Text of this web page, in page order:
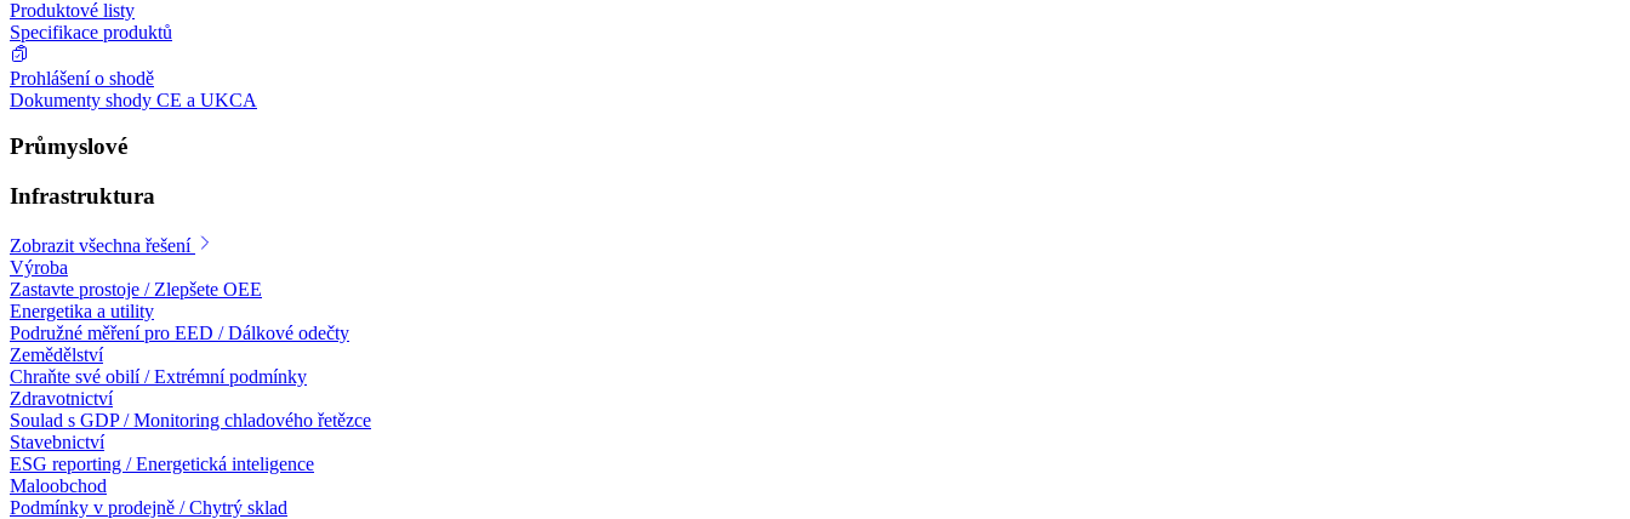
Produktové listy
Specifikace produktů
Prohlášení o shodě
Dokumenty shody CE a UKCA
Průmyslové
Infrastruktura
Zobrazit všechna řešení
Výroba
Zastavte prostoje / Zlepšete OEE
Energetika a utility
Podružné měření pro EED / Dálkové odečty
Zemědělství
Chraňte své obilí / Extrémní podmínky
Zdravotnictví
Soulad s GDP / Monitoring chladového řetězce
Stavebnictví
ESG reporting / Energetická inteligence
Maloobchod
Podmínky v prodejně / Chytrý sklad